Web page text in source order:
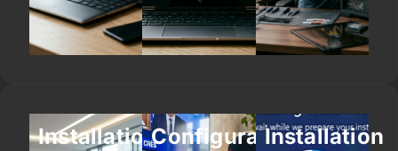
InstallationConfigurationInstallation